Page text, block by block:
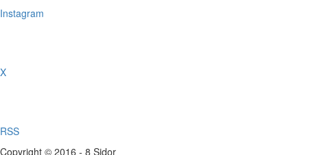
Instagram
X
RSS
Copyright © 2016 - 8 Sidor